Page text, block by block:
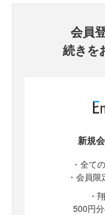
会員
続きを
新規
・全て
・会員
・
500円